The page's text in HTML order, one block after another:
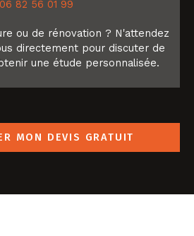
06 82 56 01 99
ou de rénovation ? N'attendez
directement pour discuter de
une étude personnalisée.
MON DEVIS GRATUIT